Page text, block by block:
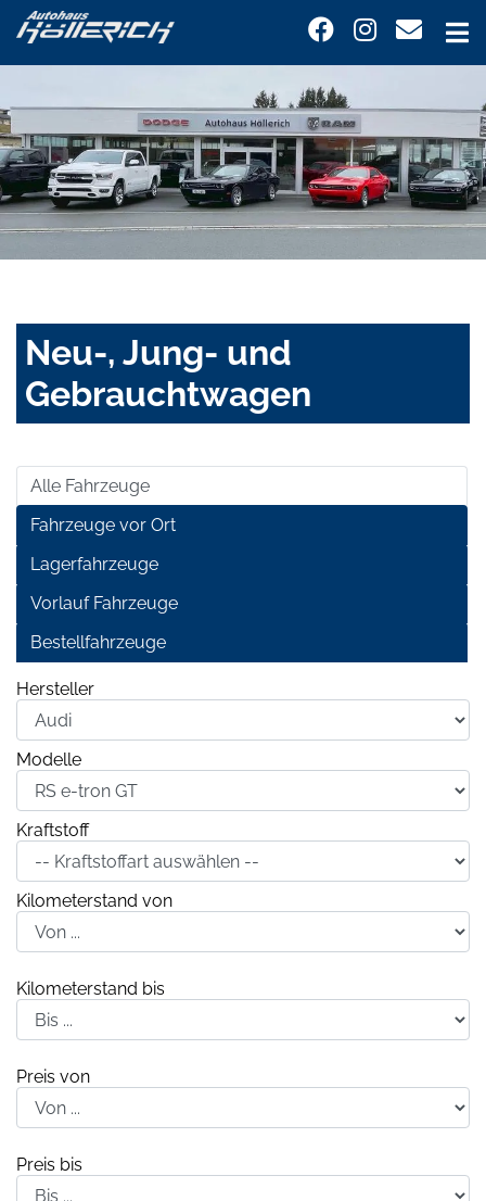
Neu-, Jung- und
Gebrauchtwagen
Alle Fahrzeuge
Fahrzeuge vor Ort
Lagerfahrzeuge
Vorlauf Fahrzeuge
Bestellfahrzeuge
Hersteller
Modelle
Kraftstoff
Kilometerstand von
Kilometerstand bis
Preis von
Preis bis